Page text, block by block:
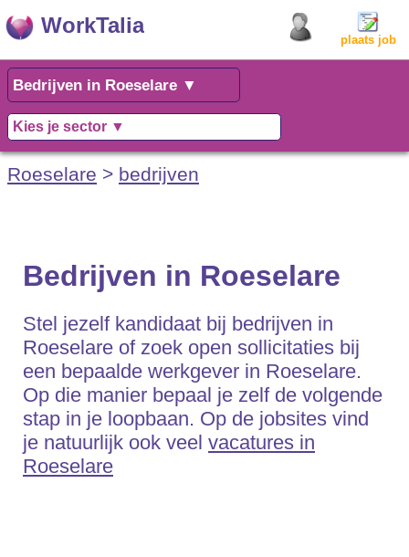
WorkTalia
plaats job
Roeselare > bedrijven
Bedrijven in Roeselare
Stel jezelf kandidaat bij bedrijven in
Roeselare of zoek open sollicitaties bij
een bepaalde werkgever in Roeselare.
Op die manier bepaal je zelf de volgende
stap in je loopbaan. Op de jobsites vind
je natuurlijk ook veel vacatures in
Roeselare